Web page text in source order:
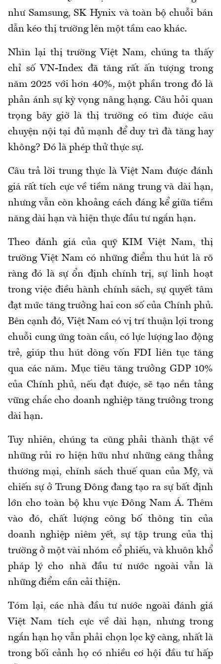
như Samsung, SK Hynix và toàn bộ chuỗi bán
dẫn kéo thị trường lên một tầm cao khác.
Nhìn lại thị trường Việt Nam, chúng ta thấy
chỉ số VN-Index đã tăng rất ấn tượng trong
năm 2025 với hơn 40%, một phần trong đó là
phản ánh sự kỳ vọng nâng hạng. Câu hỏi quan
trọng bây giờ là thị trường có tìm được câu
chuyện nội tại đủ mạnh để duy trì đà tăng hay
không? Đó là phép thử thực sự.
Câu trả lời trung thực là Việt Nam được đánh
giá rất tích cực về tiềm năng trung và dài hạn,
nhưng vẫn còn khoảng cách đáng kể giữa tiềm
năng dài hạn và hiện thực đầu tư ngắn hạn.
Theo đánh giá của quỹ KIM Việt Nam, thị
trường Việt Nam có những điểm thu hút là rõ
ràng đó là sự ổn định chính trị, sự linh hoạt
trong việc điều hành chính sách, sự quyết tâm
đạt mức tăng trưởng hai con số của Chính phủ.
Bên cạnh đó, Việt Nam có vị trí thuận lợi trong
chuỗi cung ứng toàn cầu, có lực lượng lao động
trẻ, giúp thu hút dòng vốn FDI liên tục tăng
qua các năm. Mục tiêu tăng trưởng GDP 10%
của Chính phủ, nếu đạt được, sẽ tạo nền tảng
vững chắc cho doanh nghiệp tăng trưởng trong
dài hạn.
Tuy nhiên, chúng ta cũng phải thành thật về
những rủi ro hiện hữu như những căng thẳng
thương mại, chính sách thuế quan của Mỹ, và
chiến sự ở Trung Đông đang tạo ra sự bất định
lớn cho toàn bộ khu vực Đông Nam Á. Thêm
vào đó, chất lượng công bố thông tin của
doanh nghiệp niêm yết, sự tập trung của thị
trường ở một vài nhóm cổ phiếu, và khuôn khổ
pháp lý cho nhà đầu tư nước ngoài vẫn là
những điểm cần cải thiện.
Tóm lại, các nhà đầu tư nước ngoài đánh giá
Việt Nam tích cực về dài hạn, nhưng trong
ngắn hạn họ vẫn phải chọn lọc kỹ càng, nhất là
trong bối cảnh họ có nhiều cơ hội đầu tư hấp